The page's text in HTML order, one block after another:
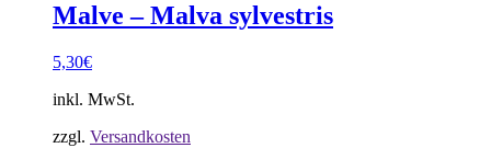
Malve – Malva sylvestris
5,30€
inkl. MwSt.
zzgl. Versandkosten